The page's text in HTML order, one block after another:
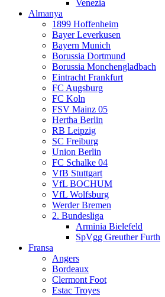
Venezia
Almanya
1899 Hoffenheim
Bayer Leverkusen
Bayern Munich
Borussia Dortmund
Borussia Monchengladbach
Eintracht Frankfurt
FC Augsburg
FC Koln
FSV Mainz 05
Hertha Berlin
RB Leipzig
SC Freiburg
Union Berlin
FC Schalke 04
VfB Stuttgart
VfL BOCHUM
VfL Wolfsburg
Werder Bremen
2. Bundesliga
Arminia Bielefeld
SpVgg Greuther Furth
Fransa
Angers
Bordeaux
Clermont Foot
Estac Troyes